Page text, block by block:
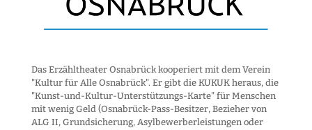
Das Erzähltheater Osnabrück kooperiert mit dem Verein
"Kultur für Alle Osnabrück". Er gibt die KUKUK heraus, die
"Kunst-und-Kultur-Unter­stützungs-Karte" für Menschen
mit wenig Geld (Osnabrück-Pass-Besitzer, Bezieher von
ALG II, Grund­sicherung, Asyl­bewerber­leistungen oder